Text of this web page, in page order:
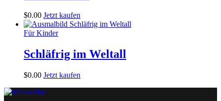
$0.00 Jetzt kaufen
Für Kinder
Schläfrig im Weltall
$0.00 Jetzt kaufen